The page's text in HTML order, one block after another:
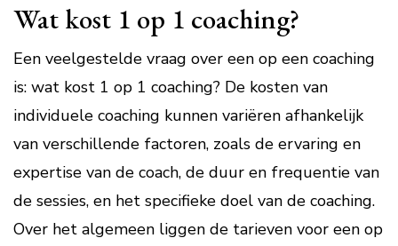
Wat kost 1 op 1 coaching?
Een veelgestelde vraag over een op een coaching
is: wat kost 1 op 1 coaching? De kosten van
individuele coaching kunnen variëren afhankelijk
van verschillende factoren, zoals de ervaring en
expertise van de coach, de duur en frequentie van
de sessies, en het specifieke doel van de coaching.
Over het algemeen liggen de tarieven voor een op